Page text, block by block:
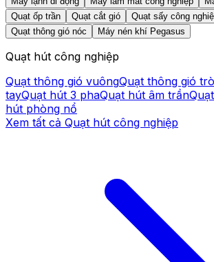
Quạt ốp trần
Quạt cắt gió
Quạt sấy công
Quạt thông gió nóc
Máy nén khí Pegasus
Quạt hút công nghiệp
Quạt thông gió vuôngQuạt thông gió
tayQuạt hút 3 phaQuạt hút âm trần
hút phòng nổ
Xem tất cả Quạt hút công nghiệp